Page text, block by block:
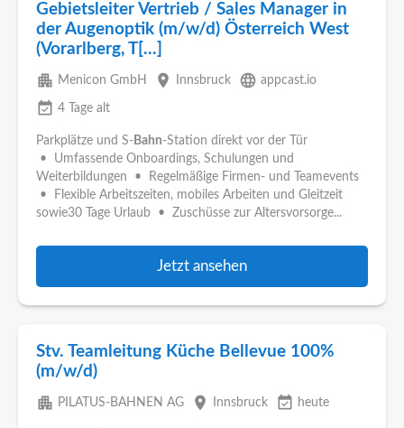
Gebietsleiter Vertrieb / Sales Manager in
der Augenoptik (m/w/d) Österreich West
(Vorarlberg, T[...]
apartment Menicon GmbH place Innsbruck language appcast.io
event_available 4 Tage alt
Parkplätze und S- Bahn-Station direkt vor der Tür
• Umfassende Onboardings, Schulungen und
Weiterbildungen • Regelmäßige Firmen- und Teamevents
• Flexible Arbeitszeiten, mobiles Arbeiten und Gleitzeit
sowie30 Tage Urlaub • Zuschüsse zur Altersvorsorge...
Jetzt ansehen
Stv. Teamleitung Küche Bellevue 100%
(m/w/d)
apartment PILATUS-BAHNEN AG place Innsbruck event_available heute